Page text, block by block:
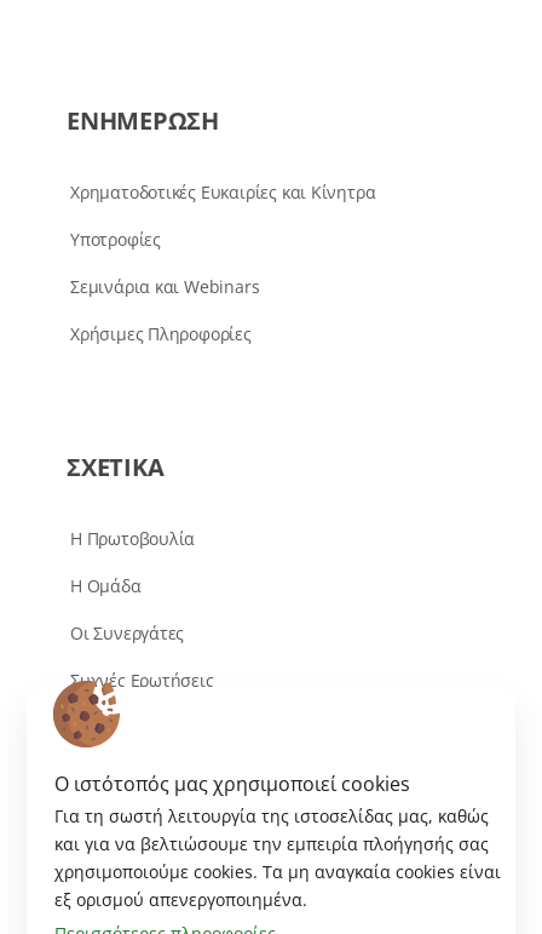
ΕΝΗΜΕΡΩΣΗ
Χρηματοδοτικές Ευκαιρίες και Κίνητρα
Υποτροφίες
Σεμινάρια και Webinars
Χρήσιμες Πληροφορίες
ΣΧΕΤΙΚΑ
Η Πρωτοβουλία
Η Ομάδα
Οι Συνεργάτες
Συχνές Ερωτήσεις
Επικοινωνία
O ιστότοπός μας χρησιμοποιεί cookies
Για τη σωστή λειτουργία της ιστοσελίδας μας, καθώς
και για να βελτιώσουμε την εμπειρία πλοήγησής σας
χρησιμοποιούμε cookies. Tα μη αναγκαία cookies είναι
εξ ορισμού απενεργοποιημένα.